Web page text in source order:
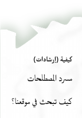
كيفية (إرشادات)
مسرد المصطلحات
كيف تبحث في موقعنا؟